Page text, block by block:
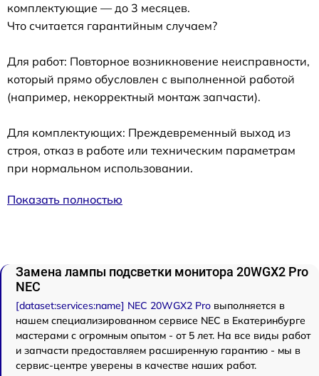
комплектующие — до 3 месяцев.
Что считается гарантийным случаем?
Для работ: Повторное возникновение неисправности,
который прямо обусловлен с выполненной работой
(например, некорректный монтаж запчасти).
Для комплектующих: Преждевременный выход из
строя, отказ в работе или техническим параметрам
при нормальном использовании.
Показать полностью
Замена лампы подсветки монитора 20WGX2 Pro
NEC
[dataset:services:name] NEC 20WGX2 Pro выполняется в
нашем специализированном сервисе NEC в Екатеринбурге
мастерами с огромным опытом - от 5 лет. На все виды работ
и запчасти предоставляем расширенную гарантию - мы в
сервис-центре уверены в качестве наших работ.